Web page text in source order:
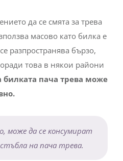
да се смята за трева
масово като билка е
разпространява бързо,
това в някои райони
билката пача трева може
може да се консумират
на пача трева.